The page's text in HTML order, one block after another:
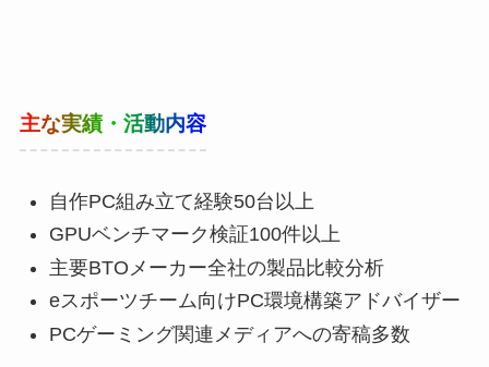
主な実績・活動内容
自作PC組み立て経験50台以上
GPUベンチマーク検証100件以上
主要BTOメーカー全社の製品比較分析
eスポーツチーム向けPC環境構築アドバイザー
PCゲーミング関連メディアへの寄稿多数